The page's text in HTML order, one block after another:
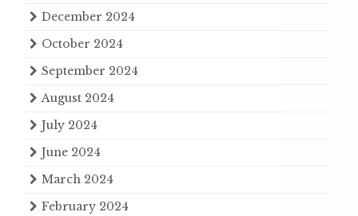
December 2024
October 2024
September 2024
August 2024
July 2024
June 2024
March 2024
February 2024